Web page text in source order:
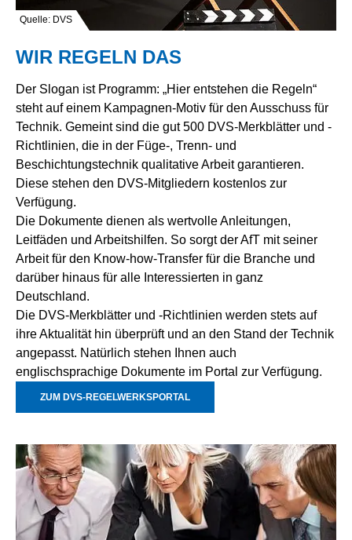
Quelle: DVS
WIR REGELN DAS
Der Slogan ist Programm: „Hier entstehen die Regeln“
steht auf einem Kampagnen-Motiv für den Ausschuss für
Technik. Gemeint sind die gut 500 DVS-Merkblätter und -
Richtlinien, die in der Füge-, Trenn- und
Beschichtungstechnik qualitative Arbeit garantieren.
Diese stehen den DVS-Mitgliedern kostenlos zur
Verfügung.
Die Dokumente dienen als wertvolle Anleitungen,
Leitfäden und Arbeitshilfen. So sorgt der AfT mit seiner
Arbeit für den Know-how-Transfer für die Branche und
darüber hinaus für alle Interessierten in ganz
Deutschland.
Die DVS-Merkblätter und -Richtlinien werden stets auf
ihre Aktualität hin überprüft und an den Stand der Technik
angepasst. Natürlich stehen Ihnen auch
englischsprachige Dokumente im Portal zur Verfügung.
ZUM DVS-REGELWERKSPORTAL